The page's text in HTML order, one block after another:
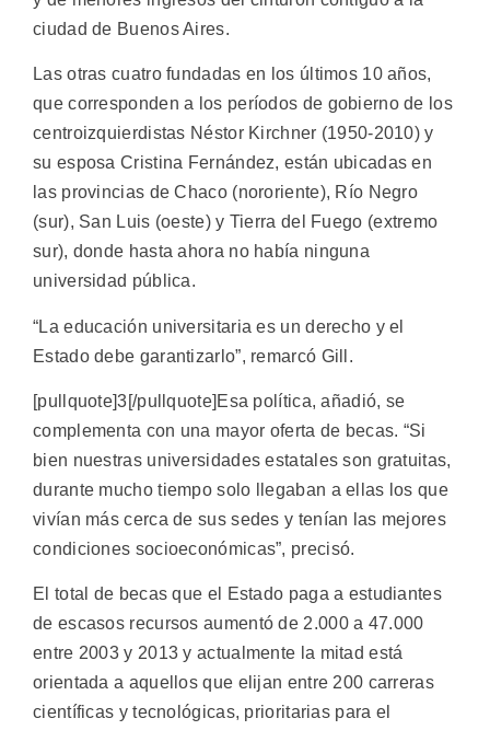
ciudad de Buenos Aires.
Las otras cuatro fundadas en los últimos 10 años,
que corresponden a los períodos de gobierno de los
centroizquierdistas Néstor Kirchner (1950-2010) y
su esposa Cristina Fernández, están ubicadas en
las provincias de Chaco (nororiente), Río Negro
(sur), San Luis (oeste) y Tierra del Fuego (extremo
sur), donde hasta ahora no había ninguna
universidad pública.
“La educación universitaria es un derecho y el
Estado debe garantizarlo”, remarcó Gill.
[pullquote]3[/pullquote]Esa política, añadió, se
complementa con una mayor oferta de becas. “Si
bien nuestras universidades estatales son gratuitas,
durante mucho tiempo solo llegaban a ellas los que
vivían más cerca de sus sedes y tenían las mejores
condiciones socioeconómicas”, precisó.
El total de becas que el Estado paga a estudiantes
de escasos recursos aumentó de 2.000 a 47.000
entre 2003 y 2013 y actualmente la mitad está
orientada a aquellos que elijan entre 200 carreras
científicas y tecnológicas, prioritarias para el